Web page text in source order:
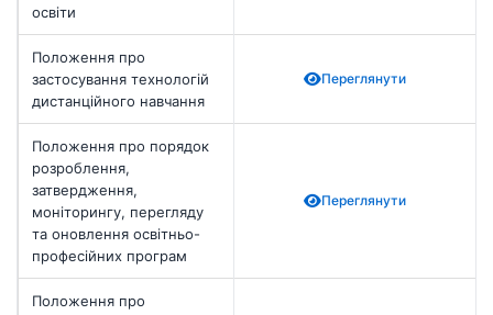
освіти
Положення про
застосування технологій
дистанційного навчання
Переглянути
Положення про порядок
розроблення,
затвердження,
моніторингу, перегляду
та оновлення освітньо-
професійних програм
Переглянути
Положення про